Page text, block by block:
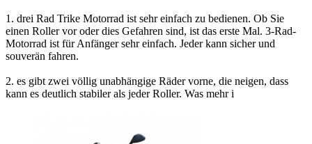
1. drei Rad Trike Motorrad ist sehr einfach zu bedienen. Ob Sie
einen Roller vor oder dies Gefahren sind, ist das erste Mal. 3-Rad-
Motorrad ist für Anfänger sehr einfach. Jeder kann sicher und
souverän fahren.
2. es gibt zwei völlig unabhängige Räder vorne, die neigen, dass
kann es deutlich stabiler als jeder Roller. Was mehr i